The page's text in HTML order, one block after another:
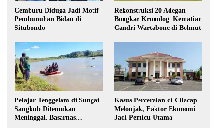
Cemburu Diduga Jadi Motif
Pembunuhan Bidan di
Situbondo
Rekonstruksi 20 Adegan
Bongkar Kronologi Kematian
Candri Wartabone di Bolmut
Pelajar Tenggelam di Sungai
Sangkub Ditemukan
Meninggal, Basarnas
Kasus Perceraian di Cilacap
Melonjak, Faktor Ekonomi
Jadi Pemicu Utama